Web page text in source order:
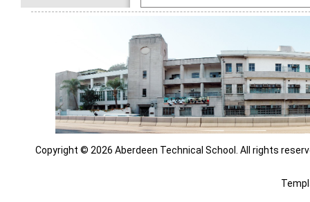
Copyright © 2026 Aberdeen Technical School. All rights